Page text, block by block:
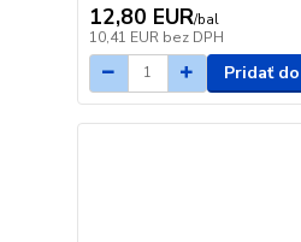
12,80 EUR/bal
10,41 EUR bez DPH
Pridať